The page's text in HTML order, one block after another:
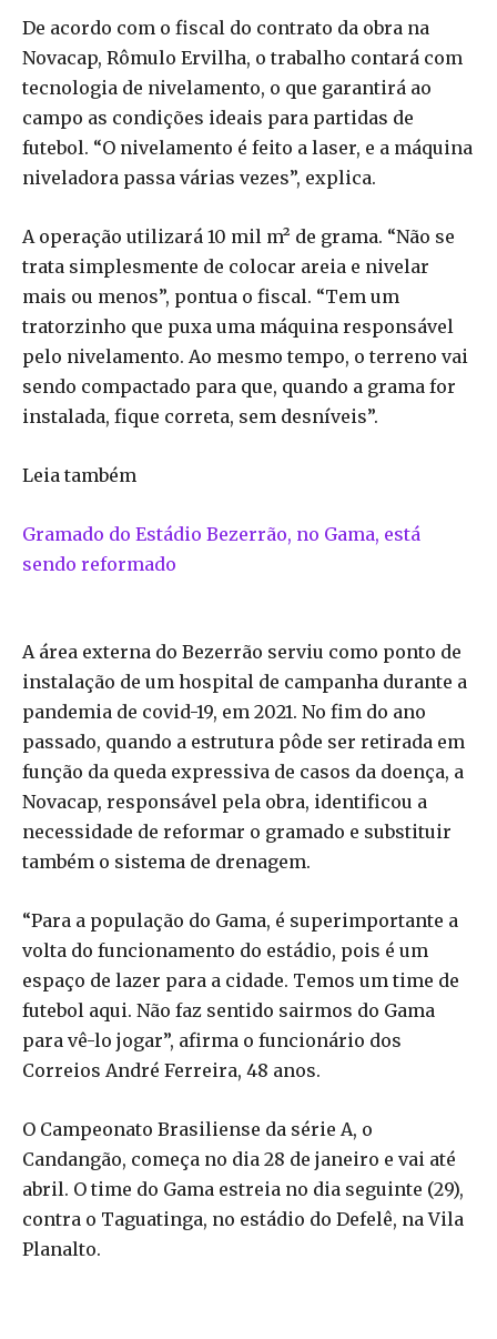
De acordo com o fiscal do contrato da obra na
Novacap, Rômulo Ervilha, o trabalho contará com
tecnologia de nivelamento, o que garantirá ao
campo as condições ideais para partidas de
futebol. “O nivelamento é feito a laser, e a máquina
niveladora passa várias vezes”, explica.
A operação utilizará 10 mil m² de grama. “Não se
trata simplesmente de colocar areia e nivelar
mais ou menos”, pontua o fiscal. “Tem um
tratorzinho que puxa uma máquina responsável
pelo nivelamento. Ao mesmo tempo, o terreno vai
sendo compactado para que, quando a grama for
instalada, fique correta, sem desníveis”.
Leia também
Gramado do Estádio Bezerrão, no Gama, está
sendo reformado
A área externa do Bezerrão serviu como ponto de
instalação de um hospital de campanha durante a
pandemia de covid-19, em 2021. No fim do ano
passado, quando a estrutura pôde ser retirada em
função da queda expressiva de casos da doença, a
Novacap, responsável pela obra, identificou a
necessidade de reformar o gramado e substituir
também o sistema de drenagem.
“Para a população do Gama, é superimportante a
volta do funcionamento do estádio, pois é um
espaço de lazer para a cidade. Temos um time de
futebol aqui. Não faz sentido sairmos do Gama
para vê-lo jogar”, afirma o funcionário dos
Correios André Ferreira, 48 anos.
O Campeonato Brasiliense da série A, o
Candangão, começa no dia 28 de janeiro e vai até
abril. O time do Gama estreia no dia seguinte (29),
contra o Taguatinga, no estádio do Defelê, na Vila
Planalto.